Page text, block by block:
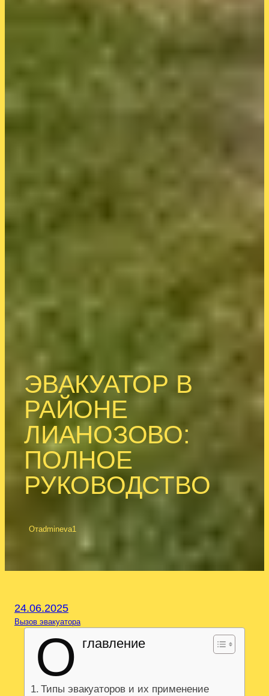
ЭВАКУАТОР В
РАЙОНЕ
ЛИАНОЗОВО:
ПОЛНОЕ
РУКОВОДСТВО
Отadmineva1
24.06.2025
Вызов эвакуатора
О главление
Типы эвакуаторов и их применение